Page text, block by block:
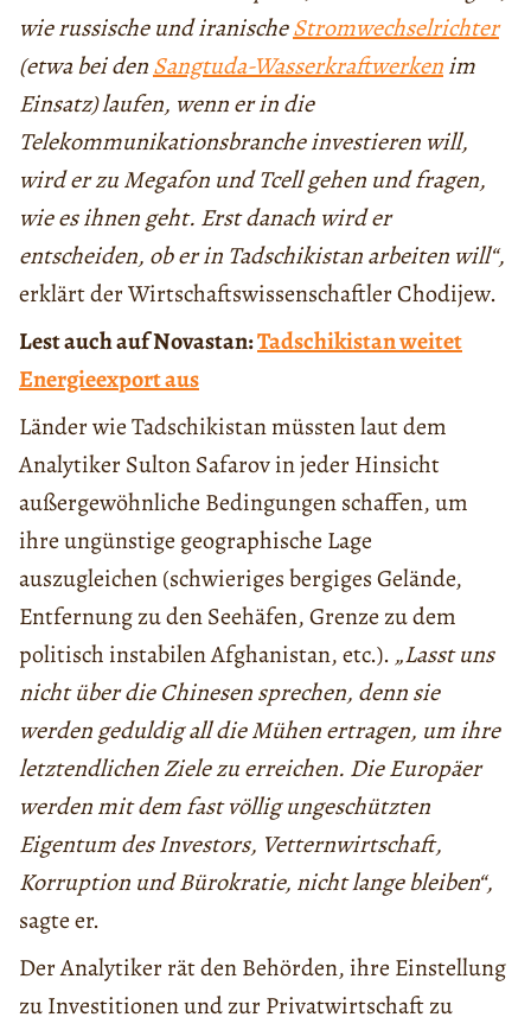
wie russische und iranischeStromwechselrichter
(etwa bei denSangtuda-Wasserkraftwerkenim
Einsatz) laufen, wenn er in die
Telekommunikationsbranche investieren will,
wird er zu Megafon und Tcell gehen und fragen,
wie es ihnen geht. Erst danach wird er
entscheiden, ob er in Tadschikistan arbeiten will“,
erklärt der Wirtschaftswissenschaftler Chodijew.
Lest auch auf Novastan:Tadschikistan weitet
Energieexport aus
Länder wie Tadschikistan müssten laut dem
Analytiker Sulton Safarov in jeder Hinsicht
außergewöhnliche Bedingungen schaffen, um
ihre ungünstige geographische Lage
auszugleichen (schwieriges bergiges Gelände,
Entfernung zu den Seehäfen, Grenze zu dem
politisch instabilen Afghanistan, etc.). „Lasst uns
nicht über die Chinesen sprechen, denn sie
werden geduldig all die Mühen ertragen, um ihre
letztendlichen Ziele zu erreichen. Die Europäer
werden mit dem fast völlig ungeschützten
Eigentum des Investors, Vetternwirtschaft,
Korruption und Bürokratie, nicht lange bleiben“,
sagte er.
Der Analytiker rät den Behörden, ihre Einstellung
zu Investitionen und zur Privatwirtschaft zu